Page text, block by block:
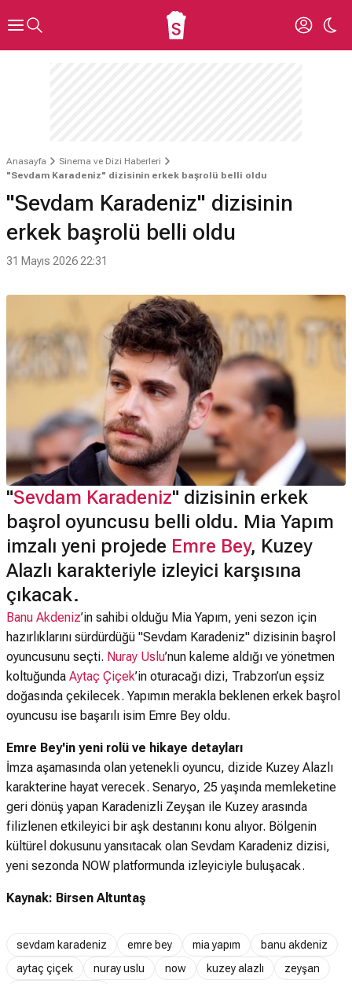
Anasayfa
Sinema ve Dizi Haberleri
"Sevdam Karadeniz" dizisinin erkek başrolü belli oldu
"Sevdam Karadeniz" dizisinin
erkek başrolü belli oldu
31 Mayıs 2026 22:31
"Sevdam Karadeniz" dizisinin erkek
başrol oyuncusu belli oldu. Mia Yapım
imzalı yeni projede Emre Bey, Kuzey
Alazlı karakteriyle izleyici karşısına
çıkacak.
Banu Akdeniz’in sahibi olduğu Mia Yapım, yeni sezon için
hazırlıklarını sürdürdüğü "Sevdam Karadeniz" dizisinin başrol
oyuncusunu seçti. Nuray Uslu’nun kaleme aldığı ve yönetmen
koltuğunda Aytaç Çiçek’in oturacağı dizi, Trabzon’un eşsiz
doğasında çekilecek. Yapımın merakla beklenen erkek başrol
oyuncusu ise başarılı isim Emre Bey oldu.
Emre Bey'in yeni rolü ve hikaye detayları
İmza aşamasında olan yetenekli oyuncu, dizide Kuzey Alazlı
karakterine hayat verecek. Senaryo, 25 yaşında memleketine
geri dönüş yapan Karadenizli Zeyşan ile Kuzey arasında
filizlenen etkileyici bir aşk destanını konu alıyor. Bölgenin
kültürel dokusunu yansıtacak olan Sevdam Karadeniz dizisi,
yeni sezonda NOW platformunda izleyiciyle buluşacak.
Kaynak: Birsen Altuntaş
sevdam karadeniz emre bey mia yapım
banu akdeniz
aytaç çiçek
nuray uslu now kuzey alazlı
zeyşan